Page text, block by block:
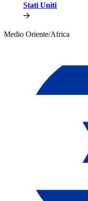
Stati Uniti​​
Medio Oriente/Africa​​